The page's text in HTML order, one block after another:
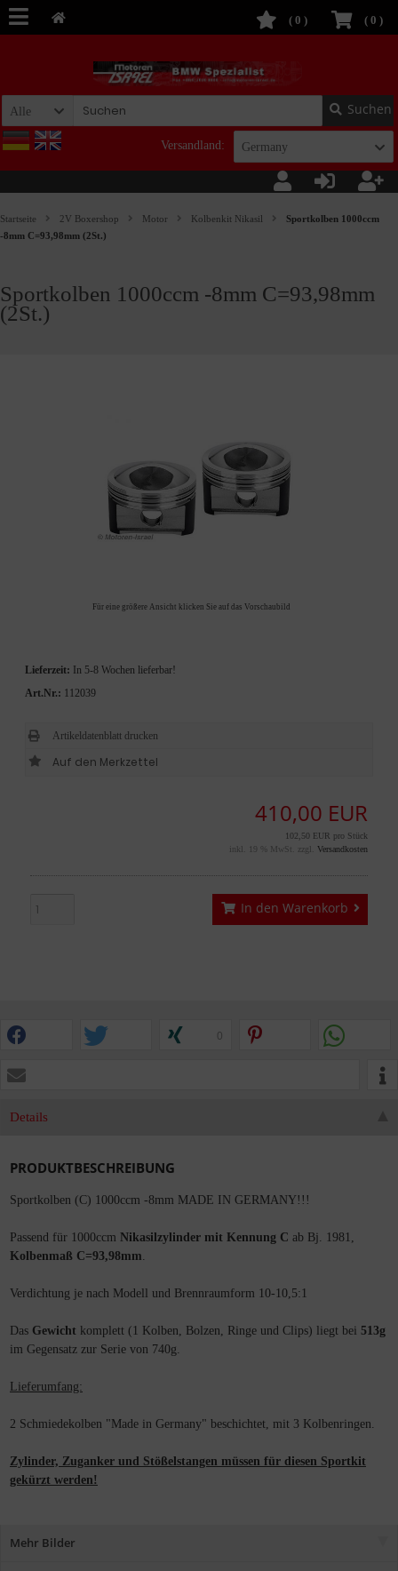
( 0 )
( 0 )
Alle Suchen
Versandland: Germany
Startseite 2V Boxershop Motor Kolbenkit Nikasil
Sportkolben 1000ccm
-8mm C=93,98mm (2St.)
Sportkolben 1000ccm -8mm C=93,98mm
(2St.)
Für eine größere Ansicht klicken Sie auf das Vorschaubild
410,00 EUR
102,50 EUR pro Stück
inkl. 19 % MwSt. zzgl. Versandkosten
In den Warenkorb
Lieferzeit:
In 5-8 Wochen lieferbar!
Art.Nr.: 112039
Artikeldatenblatt drucken
0
Details
PRODUKTBESCHREIBUNG
Sportkolben (C) 1000ccm -8mm MADE IN GERMANY!!!
Passend für 1000ccm Nikasilzylinder mit Kennung C ab Bj. 1981,
Kolbenmaß C=93,98mm.
Verdichtung je nach Modell und Brennraumform 10-10,5:1
Das Gewicht komplett (1 Kolben, Bolzen, Ringe und Clips) liegt bei 513g
im Gegensatz zur Serie von 740g.
Lieferumfang:
2 Schmiedekolben "Made in Germany" beschichtet, mit 3 Kolbenringen.
Zylinder, Zuganker und Stößelstangen müssen für diesen Sportkit
gekürzt werden!
Mehr Bilder